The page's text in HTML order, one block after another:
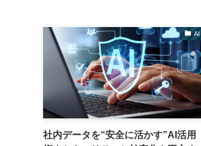
AI
社内データを“安全に活かす”AI活用